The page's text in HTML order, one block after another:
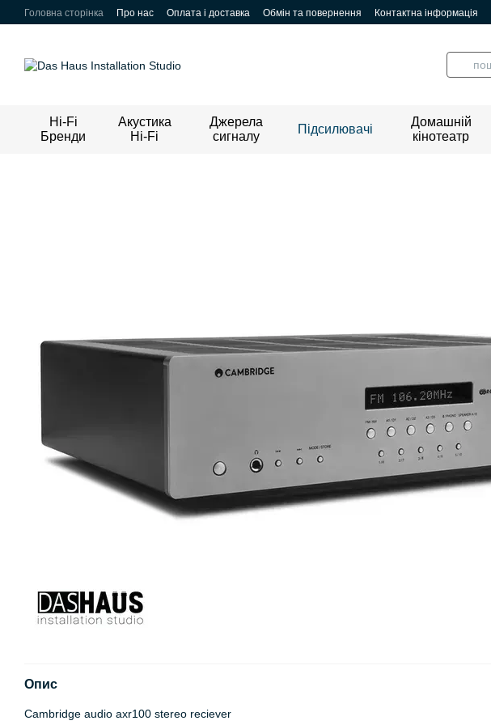
Перейти до основного контенту
Головна сторінка Про нас Оплата і доставка Обмін та повернення Контактна інформація
Hi-Fi
Бренди
Акустика
Hi-Fi
Джерела
сигналу
Підсилювачі
Домашній
кінотеатр
Опис
Cambridge audio axr100 stereo reciever